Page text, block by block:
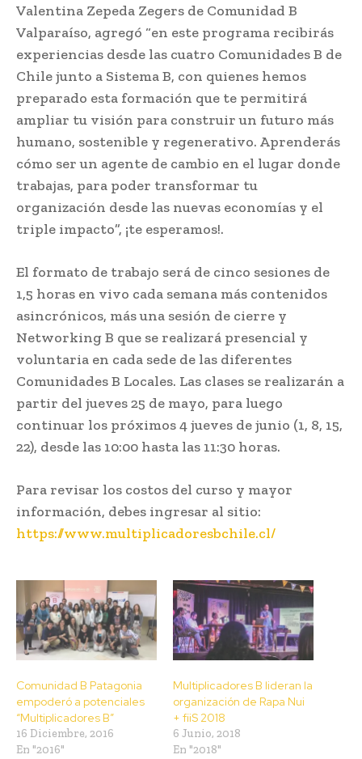
Valentina Zepeda Zegers de Comunidad B
Valparaíso, agregó “en este programa recibirás
experiencias desde las cuatro Comunidades B de
Chile junto a Sistema B, con quienes hemos
preparado esta formación que te permitirá
ampliar tu visión para construir un futuro más
humano, sostenible y regenerativo. Aprenderás
cómo ser un agente de cambio en el lugar donde
trabajas, para poder transformar tu
organización desde las nuevas economías y el
triple impacto”, ¡te esperamos!.
El formato de trabajo será de cinco sesiones de
1,5 horas en vivo cada semana más contenidos
asincrónicos, más una sesión de cierre y
Networking B que se realizará presencial y
voluntaria en cada sede de las diferentes
Comunidades B Locales. Las clases se realizarán a
partir del jueves 25 de mayo, para luego
continuar los próximos 4 jueves de junio (1, 8, 15,
22), desde las 10:00 hasta las 11:30 horas.
Para revisar los costos del curso y mayor
información, debes ingresar al sitio:
https://www.multiplicadoresbchile.cl/
Comunidad B Patagonia
empoderó a potenciales
“Multiplicadores B”
16 Diciembre, 2016
En "2016"
Multiplicadores B lideran la
organización de Rapa Nui
+ fiiS 2018
6 Junio, 2018
En "2018"